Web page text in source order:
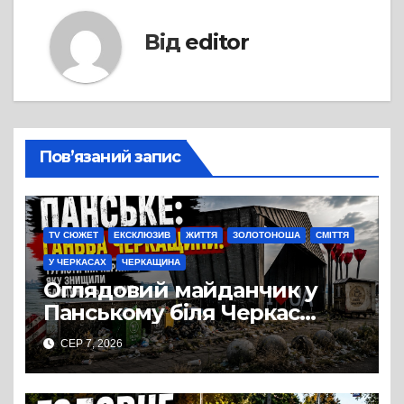
Від editor
Пов’язаний запис
TV СЮЖЕТ ЕКСКЛЮЗИВ ЖИТТЯ ЗОЛОТОНОША СМІТТЯ
У ЧЕРКАСАХ ЧЕРКАЩИНА
Оглядовий майданчик у
Панському біля Черкас
перетворився на занедбане
сміттєзвалище
СЕР 7, 2026